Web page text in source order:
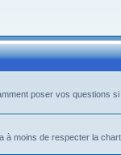
poser vos questions
moins de respecter la